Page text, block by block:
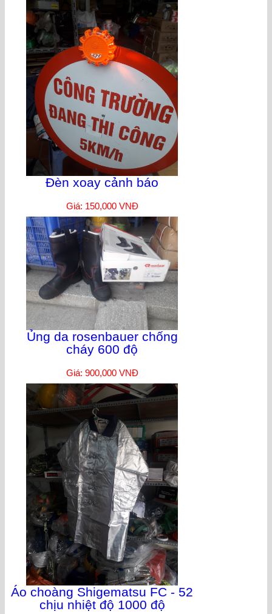
Đèn xoay cảnh báo
Giá: 150,000 VNĐ
Ủng da rosenbauer chống
cháy 600 độ
Giá: 900,000 VNĐ
Áo choàng Shigematsu FC - 52
chịu nhiệt độ 1000 độ